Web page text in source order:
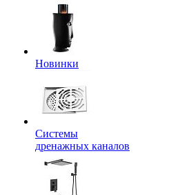
Новинки
Системы
дренажных каналов